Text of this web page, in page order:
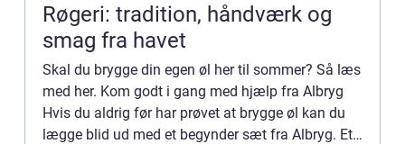
Røgeri: tradition, håndværk og
smag fra havet
Skal du brygge din egen øl her til sommer? Så læs
med her. Kom godt i gang med hjælp fra Albryg
Hvis du aldrig før har prøvet at brygge øl kan du
lægge blid ud med et begynder sæt fra Albryg. Et